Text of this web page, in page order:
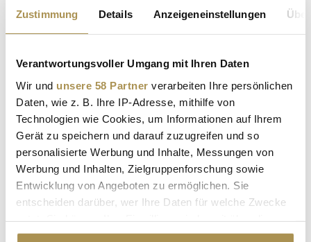
Zustimmung Details Anzeigeneinstellungen
Verantwortungsvoller Umgang mit Ihren Daten
Wir und unsere 58 Partner verarbeiten Ihre persönlichen
Daten, wie z. B. Ihre IP-Adresse, mithilfe von
Technologien wie Cookies, um Informationen auf Ihrem
Gerät zu speichern und darauf zuzugreifen und so
personalisierte Werbung und Inhalte, Messungen von
Werbung und Inhalten, Zielgruppenforschung sowie
Entwicklung von Angeboten zu ermöglichen. Sie
entscheiden darüber, wer Ihre Daten für welche Zwecke
Cookie-Erklärung oder durch Klicken auf das Privacy